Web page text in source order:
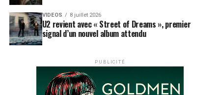
VIDEOS 8 juillet 2026
U2 revient avec « Street of Dreams », premier
signal d’un nouvel album attendu
PUBLICITÉ